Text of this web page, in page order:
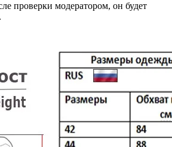
проверки модератором, он будет